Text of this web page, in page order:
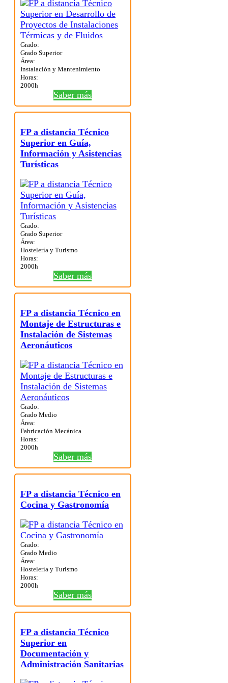
Grado:
Grado Superior
Área:
Instalación y Mantenimiento
Horas:
2000h
Saber más
FP a distancia Técnico
Superior en Guía,
Información y Asistencias
Turísticas
Grado:
Grado Superior
Área:
Hostelería y Turismo
Horas:
2000h
Saber más
FP a distancia Técnico en
Montaje de Estructuras e
Instalación de Sistemas
Aeronáuticos
Grado:
Grado Medio
Área:
Fabricación Mecánica
Horas:
2000h
Saber más
FP a distancia Técnico en
Cocina y Gastronomía
Grado:
Grado Medio
Área:
Hostelería y Turismo
Horas:
2000h
Saber más
FP a distancia Técnico
Superior en
Documentación y
Administración Sanitarias